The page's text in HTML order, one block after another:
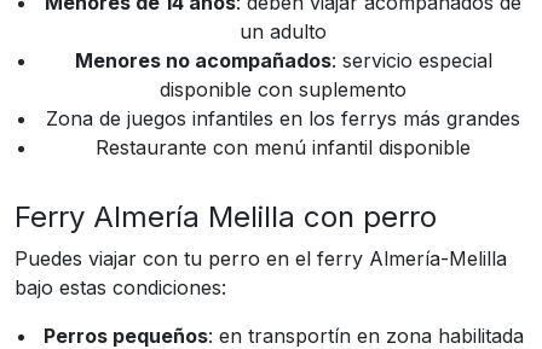
un adulto
Menores no acompañados: servicio especial
disponible con suplemento
Zona de juegos infantiles en los ferrys más grandes
Restaurante con menú infantil disponible
Ferry Almería Melilla con perro
Puedes viajar con tu perro en el ferry Almería-Melilla
bajo estas condiciones:
Perros pequeños: en transportín en zona habilitada